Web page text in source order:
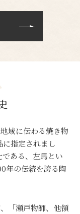
域に伝わる焼き物
指定されまし
ある、左馬とい
年の伝統を誇る陶
「瀬戸物師、他領